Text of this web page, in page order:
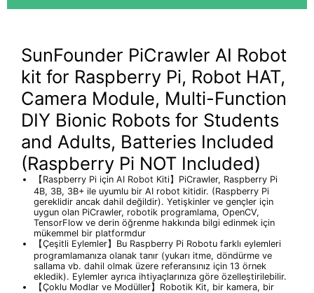
SunFounder PiCrawler AI Robot
kit for Raspberry Pi, Robot HAT,
Camera Module, Multi-Function
DIY Bionic Robots for Students
and Adults, Batteries Included
(Raspberry Pi NOT Included)
【Raspberry Pi için AI Robot Kiti】PiCrawler, Raspberry Pi
4B, 3B, 3B+ ile uyumlu bir AI robot kitidir. (Raspberry Pi
gereklidir ancak dahil değildir). Yetişkinler ve gençler için
uygun olan PiCrawler, robotik programlama, OpenCV,
TensorFlow ve derin öğrenme hakkında bilgi edinmek için
mükemmel bir platformdur
【Çeşitli Eylemler】Bu Raspberry Pi Robotu farklı eylemleri
programlamanıza olanak tanır (yukarı itme, döndürme ve
sallama vb. dahil olmak üzere referansınız için 13 örnek
ekledik). Eylemler ayrıca ihtiyaçlarınıza göre özelleştirilebilir.
【Çoklu Modlar ve Modüller】Robotik Kit, bir kamera, bir